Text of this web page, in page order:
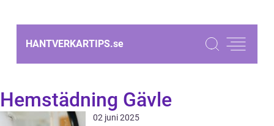
HANTVERKARTIPS.se
Hemstädning Gävle
02 juni 2025